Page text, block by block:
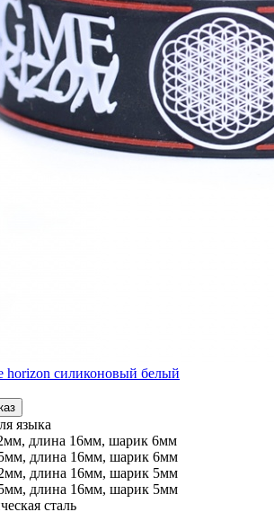
horizon силиконовый белый
языка
длина 16мм, шарик 6мм
16мм, шарик 6мм
16мм, шарик 5мм
16мм, шарик 5мм
сталь